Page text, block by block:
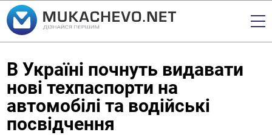
В Україні почнуть видавати
нові техпаспорти на
автомобілі та водійські
посвідчення